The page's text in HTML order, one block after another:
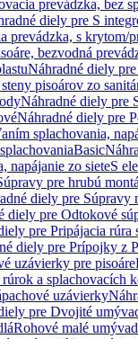
prevádzka, bez
diely pre S
prevádzka, s krytom/
bezvodná
Náhradné diely
pisoárov zo
Náhradné diely pre
Náhradné diely pre
splachovania,
Basic
napájanie zo sieteS
pre hrubú
diely pre Súpravy
diely pre Odtokové
pre Pripájacia rúra
diely pre Prípojky z
uzávierky pre pisoáre
a splachovacích
uzávierky
pre Dvojité
Rohové malé